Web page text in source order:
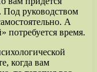
руководством
А
потребуется время.
когда вам